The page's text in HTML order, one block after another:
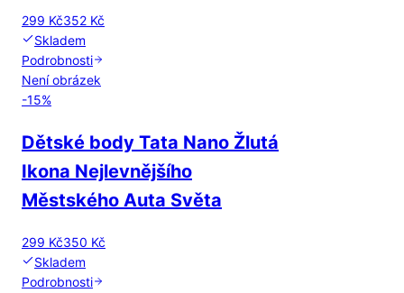
299 Kč352 Kč
Skladem
Podrobnosti
Není obrázek
-15%
Dětské body Tata Nano Žlutá
Ikona Nejlevnějšího
Městského Auta Světa
299 Kč350 Kč
Skladem
Podrobnosti